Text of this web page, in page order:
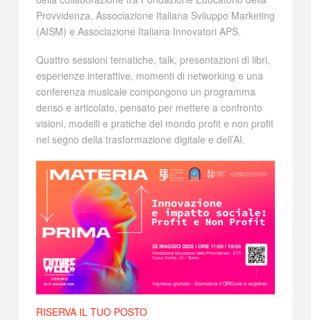
Provvidenza, Associazione Italiana Sviluppo Marketing
(AISM) e Associazione Italiana Innovatori APS.
Quattro sessioni tematiche, talk, presentazioni di libri,
esperienze interattive, momenti di networking e una
conferenza musicale compongono un programma
denso e articolato, pensato per mettere a confronto
visioni, modelli e pratiche del mondo profit e non profit
nel segno della trasformazione digitale e dell’AI.
RISERVA IL TUO POSTO